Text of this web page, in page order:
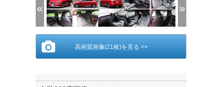
高画質画像(21枚)を見る >>